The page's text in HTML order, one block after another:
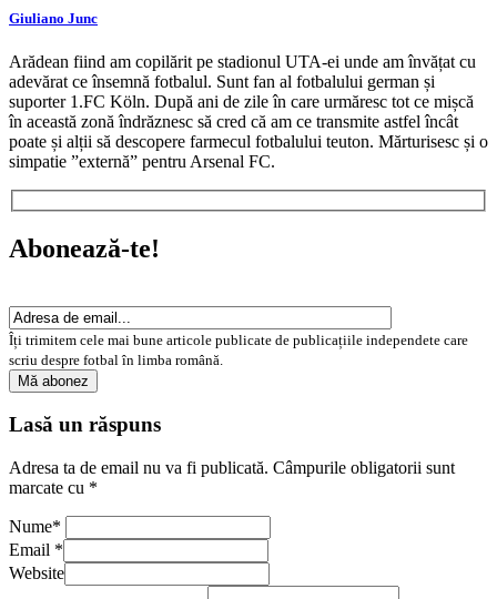
Giuliano Junc
Arădean fiind am copilărit pe stadionul UTA-ei unde am învățat cu
adevărat ce însemnă fotbalul. Sunt fan al fotbalului german și
suporter 1.FC Köln. După ani de zile în care urmăresc tot ce mișcă
în această zonă îndrăznesc să cred că am ce transmite astfel încât
poate și alții să descopere farmecul fotbalului teuton. Mărturisesc și o
simpatie ”externă” pentru Arsenal FC.
Abonează-te!
Îți trimitem cele mai bune articole publicate de publicațiile independete care
scriu despre fotbal în limba română.
Lasă un răspuns
Adresa ta de email nu va fi publicată. Câmpurile obligatorii sunt
marcate cu *
Nume*
Email *
Website